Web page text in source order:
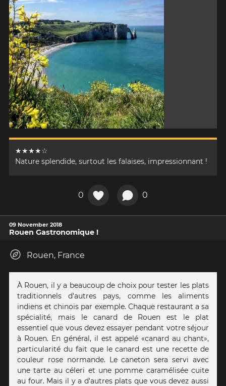
★★★★☆
Nature splendide, surtout les falaises, impressionnant !
0 0
09 November 2018
Rouen Gastronomique !
Rouen, France
À Rouen, il y a beaucoup de choix pour tester les plats
traditionnels d'autres pays, comme les aliments
indiens et chinois par exemple. Chaque restaurant a sa
spécialité, mais le canard de Rouen est le plat
essentiel que vous devez essayer pendant votre séjour
à Rouen. En général, il est appelé «canard au chant»,
particularité du fait que le canard est une recette de
couleur rose normande. Le caneton sera servi avec
une tarte au céleri et une pomme caramélisée cuite
au four. Mais il y a d'autres plats que vous devez aussi